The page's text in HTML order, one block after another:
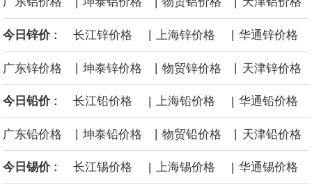
危及了经由红海向东运输原油的替代路线，但沙特方面仍下调了价
格。
今日锌价 : 长江锌价格 上海锌价格 华通锌价格
广东锌价格 | 坤泰锌价格 | 物贸锌价格 | 天津锌价格
今日铅价 : 长江铅价格 | 上海铅价格 | 华通铅价格
广东铅价格 坤泰铅价格 物贸铅价格 天津铅价格
今日锡价 : 长江锡价格 | 上海锡价格 | 华通锡价格